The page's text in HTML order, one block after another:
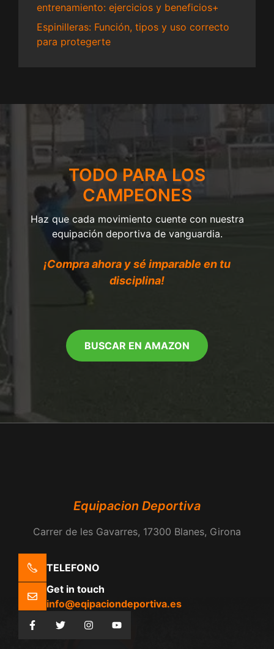
entrenamiento: ejercicios y beneficios+
Espinilleras: Función, tipos y uso correcto
para protegerte
TODO PARA LOS
CAMPEONES
Haz que cada movimiento cuente con nuestra
equipación deportiva de vanguardia.
¡Compra ahora y sé imparable en tu
disciplina!
BUSCAR EN AMAZON
Equipacion Deportiva
Carrer de les Gavarres, 17300 Blanes, Girona
TELEFONO
Get in touch
info@eqipaciondeportiva.es